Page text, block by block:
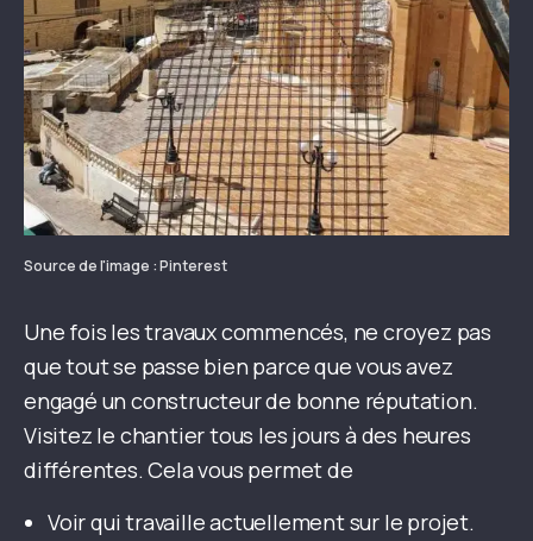
Source de l'image : Pinterest
Une fois les travaux commencés, ne croyez pas
que tout se passe bien parce que vous avez
engagé un constructeur de bonne réputation.
Visitez le chantier tous les jours à des heures
différentes. Cela vous permet de
Voir qui travaille actuellement sur le projet.